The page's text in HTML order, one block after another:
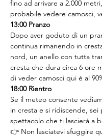
fino ad arrivare a 2.000
probabile vedere camosci,
13:00 Pranzo
Dopo aver goduto di un
continua rimanendo in
nord, un anello con tutta
cresta che dura circa 6 ore
di veder camosci qui é al
18:00 Rientro
Se il meteo consente
in cresta e si ridiscende,
spettacolo che ti lascierà a
👉 Non lasciatevi sfuggire